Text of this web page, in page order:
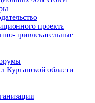
проекта
привлекательные
Курганской области